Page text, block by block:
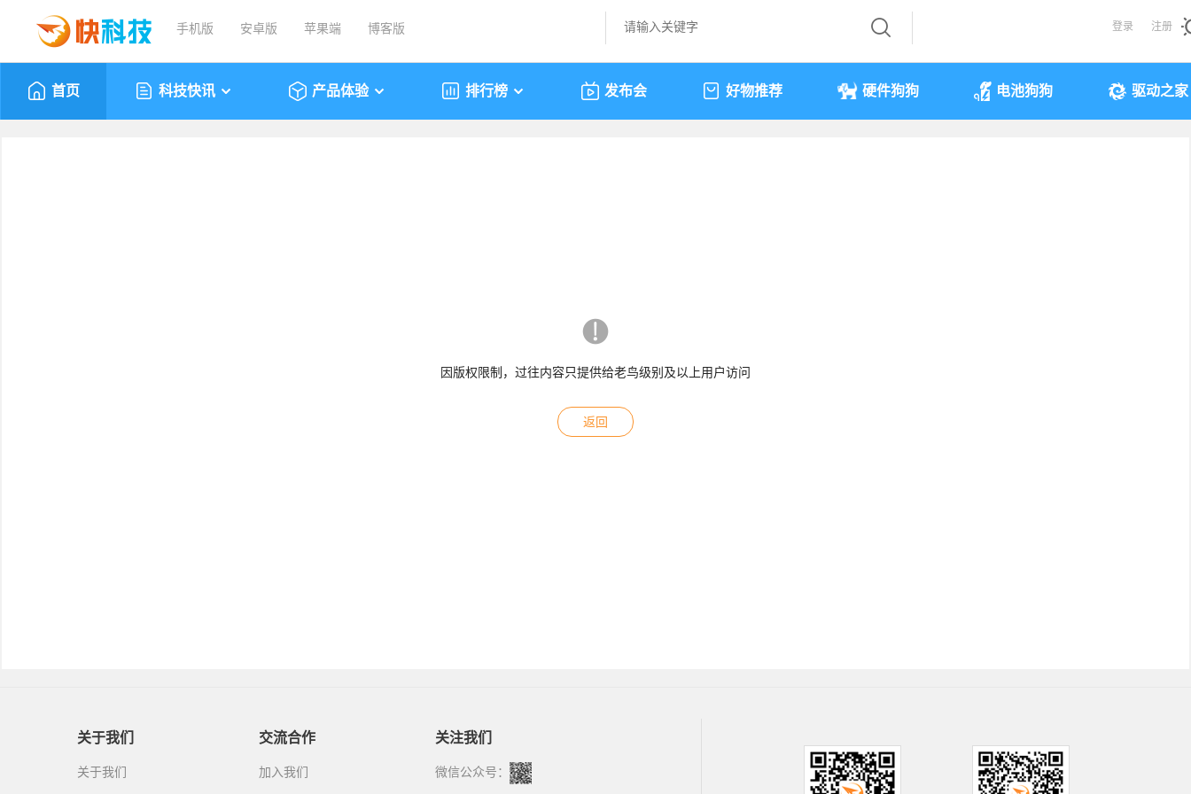
手机版 安卓版 苹果端 博客版 登录 注册
首页 科技快讯 产品体验 排行榜 发布会 好物推荐 硬件狗狗 电池狗狗 驱动之家
因版权限制，过往内容只提供给老鸟级别及以上用户访问
返回
关于我们
关于我们
交流合作
加入我们
关注我们
微信公众号：